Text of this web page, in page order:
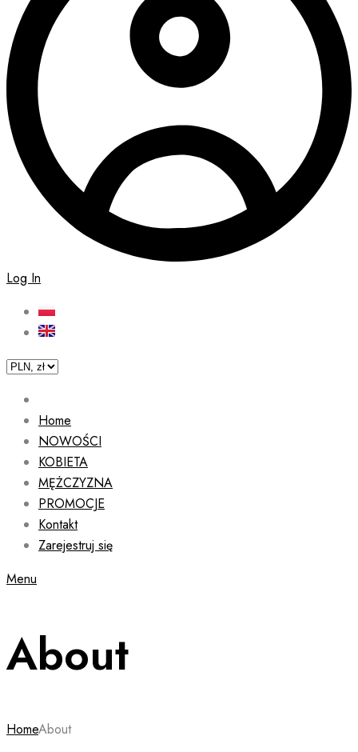
Log In
Home
NOWOŚCI
KOBIETA
MĘŻCZYZNA
PROMOCJE
Kontakt
Zarejestruj się
Menu
About
HomeAbout